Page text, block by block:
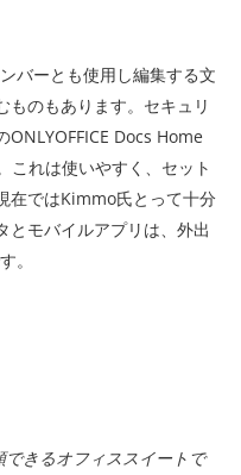
バーとも使用し編集する文
ものもあります。セキュリ
Docs Home
これは使いやすく、セット
在ではKimmo氏とって十分
とモバイルアプリは、外出
。
できるオフィススイートで